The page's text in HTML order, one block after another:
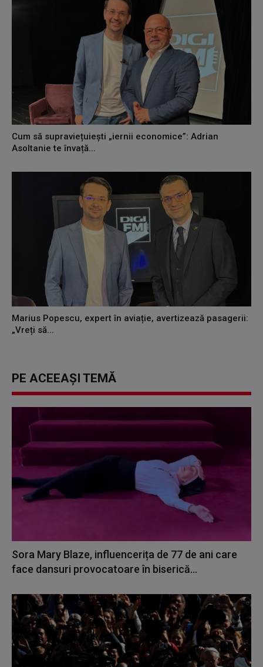
Cum să supraviețuiești „iernii economice”: Adrian
Asoltanie te învață...
Marius Popescu, expert în aviație, avertizează pasagerii:
„Vreți să...
PE ACEEAȘI TEMĂ
Sora Mary Blaze, influencerița de 77 de ani care
face dansuri provocatoare în biserică...